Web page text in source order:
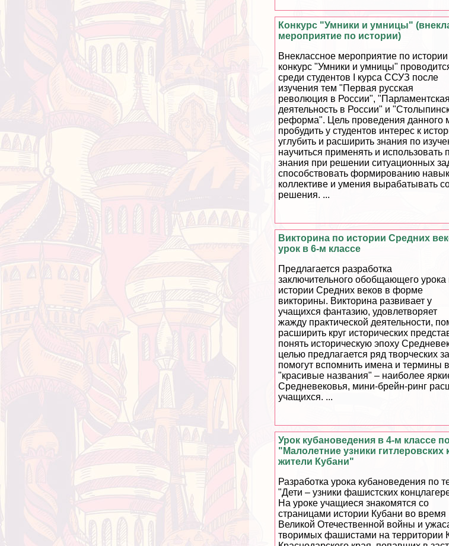
Конкурс "Умники и умницы"
мероприятие по истории)
Внеклассное мероприятие по
конкурс "Умники и умницы"
среди студентов I курса ССУЗ после
изучения тем "Первая русская
революция в России", "Парламентская
деятельность в России" и
реформа". Цель проведения данного
пробудить у студентов интерес к
углубить и расширить знания по
научиться применять и использовать
знания при решении ситуационных
способствовать формированию
коллективе и умения выpaбатывать
решения. ...
Викторина по истории Средних
урок в 6-м классе
Предлагается разработка
заключительного обобщающего урока
истории Средних веков в форме
викторины. Викторина развивает у
учащихся фантазию, удовлетворяет
жажду пpaктической деятельности,
расширить круг исторических
понять историческую эпоху
целью предлагается ряд творческих
помогут вспомнить имена и термины
"красивые названия" – наиболее
Cредневековья, мини-брейн-ринг
учащихся. ...
Урок кубановедения в 4-м классе
"Малолетние узники гитлеровских
жители Кубани"
Разработка урока кубановедения по
"Дети – узники фашистских
На уроке учащиеся знакомятся со
страницами истории Кубани во время
Великой Отечественной войны и
творимых фашистами на территории